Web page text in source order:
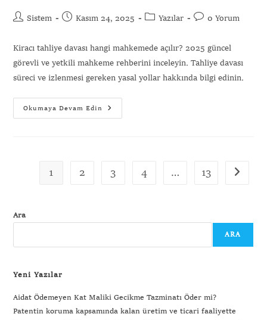
Sistem Kasım 24, 2025 Yazılar 0 Yorum
Kiracı tahliye davası hangi mahkemede açılır? 2025 güncel
görevli ve yetkili mahkeme rehberini inceleyin. Tahliye davası
süreci ve izlenmesi gereken yasal yollar hakkında bilgi edinin.
Okumaya Devam Edin
1 2 3 4 … 13
Ara
ARA
Yeni Yazılar
Aidat Ödemeyen Kat Maliki Gecikme Tazminatı Öder mi?
Patentin koruma kapsamında kalan üretim ve ticari faaliyette